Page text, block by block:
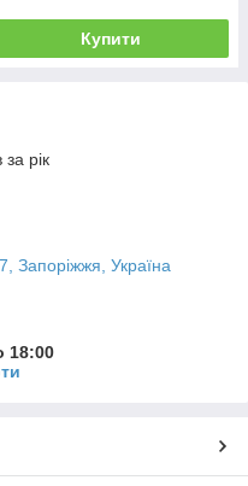
Купити
рік
Запоріжжя, Україна
18:00